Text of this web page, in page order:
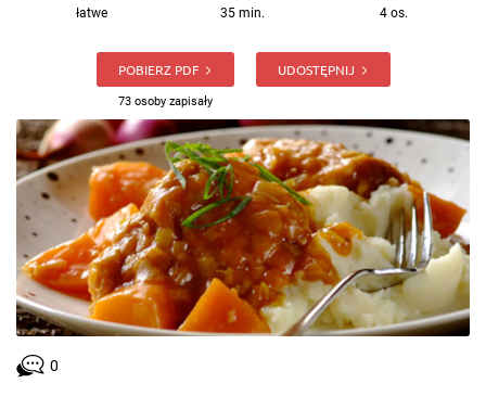
łatwe 35 min. 4 os.
POBIERZ PDF
73 osoby zapisały
UDOSTĘPNIJ
0